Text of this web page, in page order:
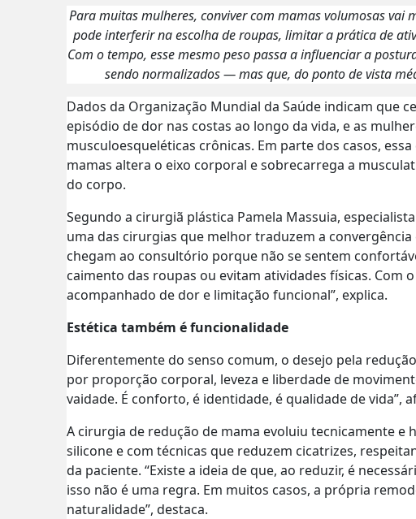
Para muitas mulheres, conviver com mamas volumosas vai
pode interferir na escolha de roupas, limitar a prática de
Com o tempo, esse mesmo peso passa a influenciar a
sendo normalizados — mas que, do ponto de vista
Dados da Organização Mundial da Saúde indicam que
episódio de dor nas costas ao longo da vida, e as
musculoesqueléticas crônicas. Em parte dos casos,
mamas altera o eixo corporal e sobrecarrega a
do corpo.
Segundo a cirurgiã plástica Pamela Massuia,
uma das cirurgias que melhor traduzem a
chegam ao consultório porque não se sentem
caimento das roupas ou evitam atividades físicas. Com
acompanhado de dor e limitação funcional”, explica.
Estética também é funcionalidade
Diferentemente do senso comum, o desejo pela
por proporção corporal, leveza e liberdade de
vaidade. É conforto, é identidade, é qualidade de vida”,
A cirurgia de redução de mama evoluiu tecnicamente e
silicone e com técnicas que reduzem cicatrizes,
da paciente. “Existe a ideia de que, ao reduzir, é
isso não é uma regra. Em muitos casos, a própria
naturalidade”, destaca.